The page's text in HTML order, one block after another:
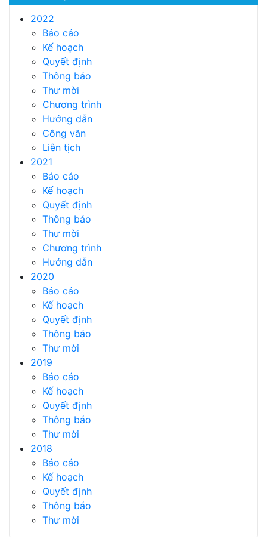
2022
Báo cáo
Kế hoạch
Quyết định
Thông báo
Thư mời
Chương trình
Hướng dẫn
Công văn
Liên tịch
2021
Báo cáo
Kế hoạch
Quyết định
Thông báo
Thư mời
Chương trình
Hướng dẫn
2020
Báo cáo
Kế hoạch
Quyết định
Thông báo
Thư mời
2019
Báo cáo
Kế hoạch
Quyết định
Thông báo
Thư mời
2018
Báo cáo
Kế hoạch
Quyết định
Thông báo
Thư mời